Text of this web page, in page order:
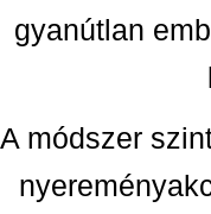
gyanútlan
A módszer